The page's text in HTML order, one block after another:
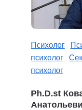
Психолог
психолог
психолог
Ph.D.st